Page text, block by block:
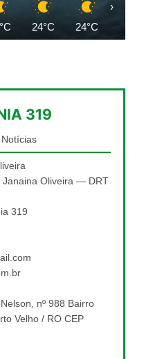
24°C 24°C
›
319
Janaina Oliveira — DRT
319
nº 988 Bairro
Velho / RO CEP